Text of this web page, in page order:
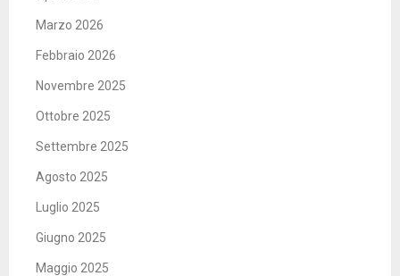
Marzo 2026
Febbraio 2026
Novembre 2025
Ottobre 2025
Settembre 2025
Agosto 2025
Luglio 2025
Giugno 2025
Maggio 2025